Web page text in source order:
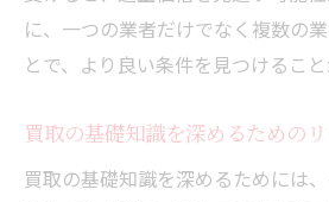
に、一つの業者だけでなく複数の
とで、より良い条件を見つけること
買取の基礎知識を深めるための
買取の基礎知識を深めるためには